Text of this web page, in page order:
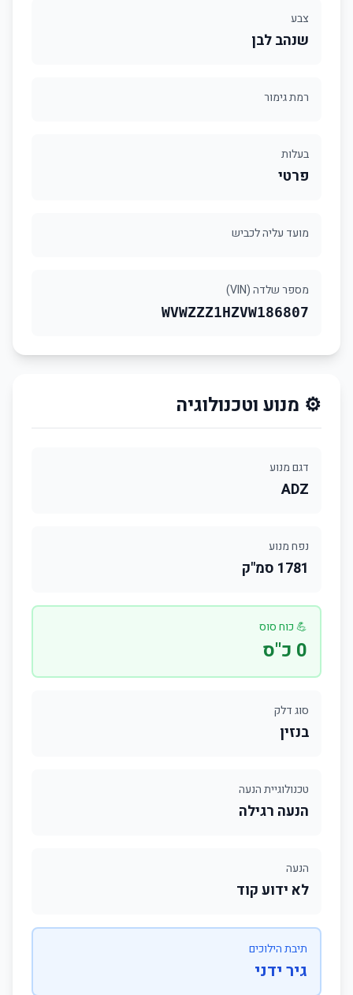
צבע
שנהב לבן
רמת גימור
בעלות
פרטי
מועד עליה לכביש
מספר שלדה (VIN)
WVWZZZ1HZVW186807
⚙️ מנוע וטכנולוגיה
דגם מנוע
ADZ
נפח מנוע
1781 סמ"ק
💪 כוח סוס
0 כ"ס
סוג דלק
בנזין
טכנולוגיית הנעה
הנעה רגילה
הנעה
לא ידוע קוד
תיבת הילוכים
גיר ידני